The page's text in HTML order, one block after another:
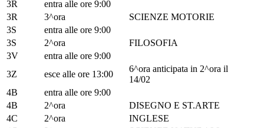
3R
entra alle ore 9:00
3R
3^ora
SCIENZE MOTORIE
3S
entra alle ore 9:00
3S
2^ora
FILOSOFIA
3V
entra alle ore 9:00
3Z
esce alle ore 13:00
6^ora anticipata in 2^ora il
14/02
4B
entra alle ore 9:00
4B
2^ora
DISEGNO E ST.ARTE
4C
2^ora
INGLESE